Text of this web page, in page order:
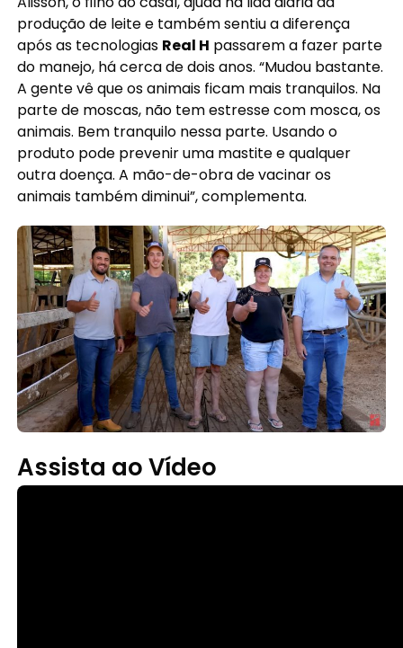
produção de leite e também sentiu a diferença
após as tecnologias Real H passarem a fazer parte
do manejo, há cerca de dois anos. “Mudou bastante.
A gente vê que os animais ficam mais tranquilos. Na
parte de moscas, não tem estresse com mosca, os
animais. Bem tranquilo nessa parte. Usando o
produto pode prevenir uma mastite e qualquer
outra doença. A mão-de-obra de vacinar os
animais também diminui”, complementa.
Assista ao Vídeo